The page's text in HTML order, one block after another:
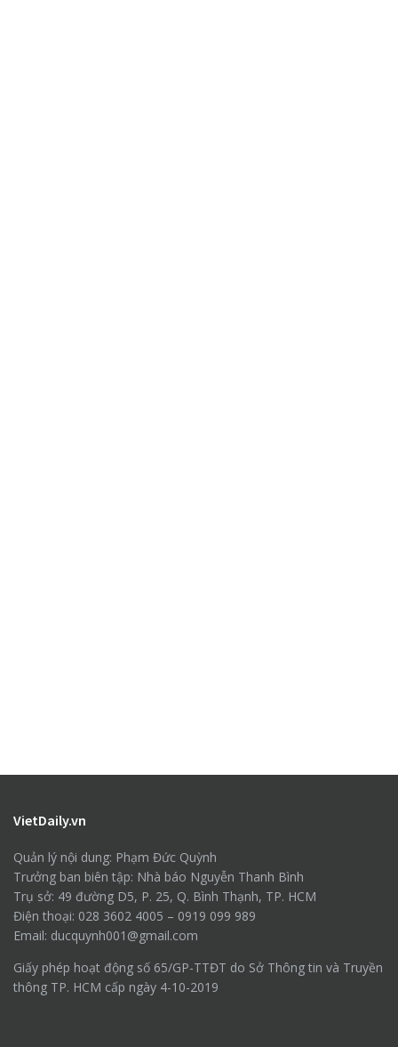
VietDaily.vn
Quản lý nội dung: Phạm Đức Quỳnh
Trưởng ban biên tập: Nhà báo Nguyễn Thanh Bình
Trụ sở: 49 đường D5, P. 25, Q. Bình Thạnh, TP. HCM
Điện thoại: 028 3602 4005 – 0919 099 989
Email: ducquynh001@gmail.com
Giấy phép hoạt động số 65/GP-TTĐT do Sở Thông tin và Truyền
thông TP. HCM cấp ngày 4-10-2019